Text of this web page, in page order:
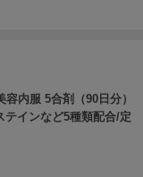
容内服 5合剤（90日分）
テインなど5種類配合/定